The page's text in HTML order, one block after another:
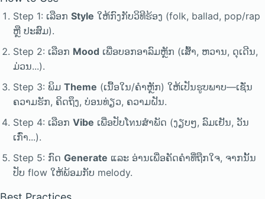
Step 1: ເລືອກ Style ໃຫ້ກົງກັບວິທີຮ້ອງ (folk, ballad, pop/rap
ຫຼື ປະສົມ).
Step 2: ເລືອກ Mood ເພື່ອບອກອາລົມຫຼັກ (ເສົ້າ, ຫວານ, ດຸເດີນ,
ມ່ວນ...).
Step 3: ພິມ Theme (ເນື້ອໃນ/ຄຳຫຼັກ) ໃຫ້ເປັນຮູບພາບ—ເຊັ່ນ
ຄວາມຮັກ, ຄິດຖຶງ, ບ່ອນທ່ຽວ, ຄວາມຝັນ.
Step 4: ເລືອກ Vibe ເພື່ອປັບໂทນສຳພັດ (ງຽບໆ, ລົມເຢັນ, ວັນ
ເກົ່າ...).
Step 5: ກົດ Generate ແລະ ອ່ານເພື່ອຄັດຄຳທີ່ຖືກໃຈ, ຈາກນັ້ນ
ປັບ flow ໃຫ້ພ້ອມກັບ melody.